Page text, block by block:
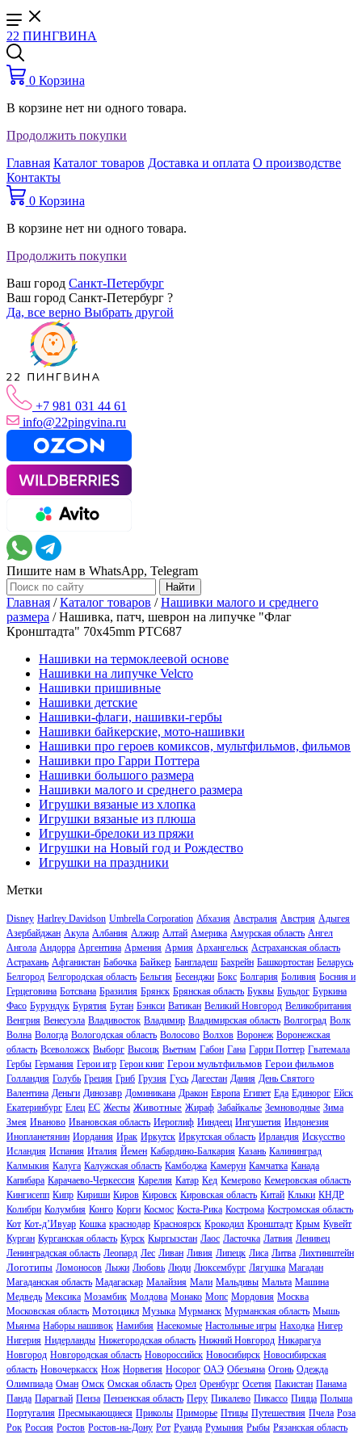
22 ПИНГВИНА
0 Корзина
В корзине нет ни одного товара.
Продолжить покупки
Главная Каталог товаров Доставка и оплата О производстве
Контакты
0 Корзина
В корзине нет ни одного товара.
Продолжить покупки
Ваш город Санкт-Петербург
Ваш город Санкт-Петербург ?
Да, все верно Выбрать другой
+7 981 031 44 61
info@22pingvina.ru
Пишите нам в WhatsApp, Telegram
Главная /Каталог товаров /Нашивки малого и среднего
размера /Нашивка, патч, шеврон на липучке "Флаг
Кронштадта" 70x45mm PTC687
Нашивки на термоклеевой основе
Нашивки на липучке Velcro
Нашивки пришивные
Нашивки детские
Нашивки-флаги, нашивки-гербы
Нашивки байкерские, мото-нашивки
Нашивки про героев комиксов, мультфильмов, фильмов
Нашивки про Гарри Поттера
Нашивки большого размера
Нашивки малого и среднего размера
Игрушки вязаные из хлопка
Игрушки вязаные из плюша
Игрушки-брелоки из пряжи
Игрушки на Новый год и Рождество
Игрушки на праздники
Метки
Disney Harlrey Davidson Umbrella Corporation Абхазия Австралия Австрия Адыгея
Азербайджан Акула Албания Алжир Алтай Америка Амурская область Ангел
Ангола Андорра Аргентина Армения Армия Архангельск Астраханская область
Астрахань Афганистан Бабочка Байкер Бангладеш Бахрейн Башкортостан Беларусь
Белгород Белгородская область Бельгия Бесенджи Бокс Болгария Боливия Босния и
Герцеговина Ботсвана Бразилия Брянск Брянская область Буквы Бульдог Буркина
Фасо Бурундук Бурятия Бутан Бэнкси Ватикан Великий Новгород Великобритания
Венгрия Венесуэла Владивосток Владимир Владимирская область Волгоград Волк
Волна Вологда Вологодская область Волосово Волхов Воронеж Воронежская
область Всеволожск Выборг Высоцк Вьетнам Габон Гана Гарри Поттер Гватемала
Гербы Германия Герои игр Герои книг Герои мультфильмов Герои фильмов
Голландия Голубь Греция Гриб Грузия Гусь Дагестан Дания День Святого
Валентина Деньги Динозавр Доминикана Дракон Европа Египет Еда Единорог Ейск
Екатеринбург Елец ЕС Жесты Животные Жираф Забайкалье Земноводные Зима
Змея Иваново Ивановская область Иероглиф Ииндеец Ингушетия Индонезия
Инопланетянин Иордания Ирак Иркутск Иркутская область Ирландия Искусство
Исландия Испания Италия Йемен Кабардино-Балкария Казань Калининград
Калмыкия Калуга Калужская область Камбоджа Камерун Камчатка Канада
Капибара Карачаево-Черкессия Карелия Катар Кед Кемерово Кемеровская область
Кингисепп Кипр Кириши Киров Кировск Кировская область Китай Клыки КНДР
Колибри Колумбия Конго Корги Космос Коста-Рика Кострома Костромская область
Кот Кот-д’Ивуар Кошка краснодар Красноярск Крокодил Кронштадт Крым Кувейт
Курган Курганская область Курск Кыргызстан Лаос Ласточка Латвия Ленивец
Ленинградская область Леопард Лес Ливан Ливия Липецк Лиса Литва Лихтинштейн
Логотипы Ломоносов Лыжи Любовь Люди Люксембург Лягушка Магадан
Магаданская область Мадагаскар Малайзия Мали Мальдивы Мальта Машина
Медведь Мексика Мозамбик Молдова Монако Мопс Мордовия Москва
Московская область Мотоцикл Музыка Мурманск Мурманская область Мышь
Мьянма Наборы нашивок Намибия Насекомые Настольные игры Находка Нигер
Нигерия Нидерланды Нижегородская область Нижний Новгород Никарагуа
Новгород Новгородская область Новороссийск Новосибирск Новосибирская
область Новочеркасск Нож Норвегия Носорог ОАЭ Обезьяна Огонь Одежда
Олимпиада Оман Омск Омская область Орел Оренбург Осетия Пакистан Панама
Панда Парагвай Пенза Пензенская область Перу Пикалево Пикассо Пицца Польша
Португалия Пресмыкающиеся Приколы Приморье Птицы Путешествия Пчела Роза
Рок Россия Ростов Ростов-на-Дону Рот Руанда Румыния Рыбы Рязанская область